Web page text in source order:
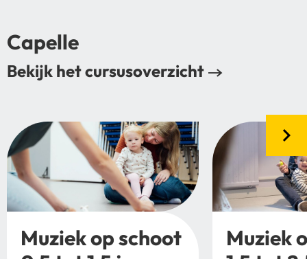
Capelle
Bekijk het cursusoverzicht
Muziek op schoot
Muziek